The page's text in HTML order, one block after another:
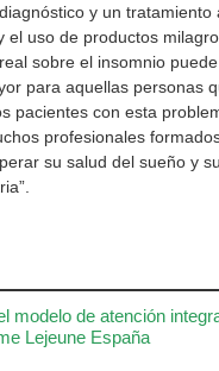
modelo de atención
Lejeune España
y un tratamiento
el uso de productos
sobre el insomnio
para aquellas personas
pacientes con esta
profesionales
su salud del sueño y